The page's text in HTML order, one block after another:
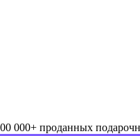
000+ проданных